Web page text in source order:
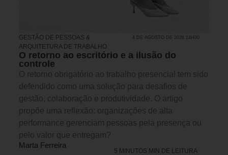
GESTÃO DE PESSOAS &
ARQUITETURA DE TRABALHO
4 DE AGOSTO DE 2026 14H00
O retorno ao escritório e a ilusão do
controle
O retorno obrigatório ao trabalho presencial tem sido
defendido como uma solução para desafios de
gestão, colaboração e produtividade. O artigo
propõe uma reflexão: organizações de alta
performance gerenciam pessoas pela presença ou
pelo valor que entregam?
Marta Ferreira
5 MINUTOS MIN DE LEITURA